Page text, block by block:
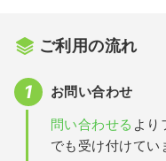
ご利用の流れ
お問い合わせ
問い合わせる より
でも受け付けてい